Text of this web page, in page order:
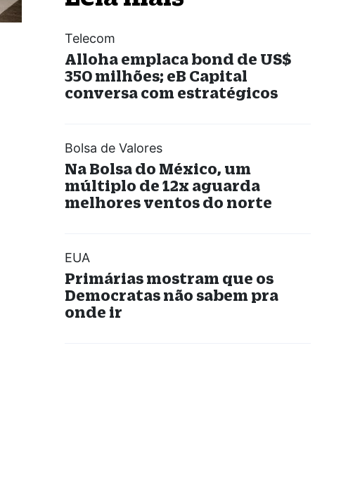
Telecom
Alloha emplaca bond de US$
350 milhões; eB Capital
conversa com estratégicos
Bolsa de Valores
Na Bolsa do México, um
múltiplo de 12x aguarda
melhores ventos do norte
EUA
Primárias mostram que os
Democratas não sabem pra
onde ir